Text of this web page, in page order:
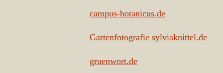
campus-botanicus.de
Gartenfotografie sylviaknittel.de
gruenwort.de